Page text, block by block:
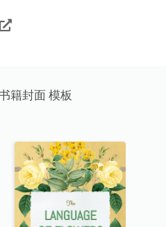
籍封面 模板